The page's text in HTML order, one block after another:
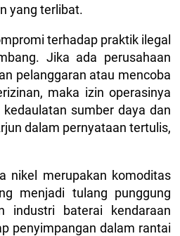
yang terlibat.
terhadap praktik ilegal
Jika ada perusahaan
pelanggaran atau mencoba
maka izin operasinya
sumber daya dan
dalam pernyataan tertulis,
nikel merupakan komoditas
menjadi tulang punggung
industri baterai kendaraan
penyimpangan dalam rantai